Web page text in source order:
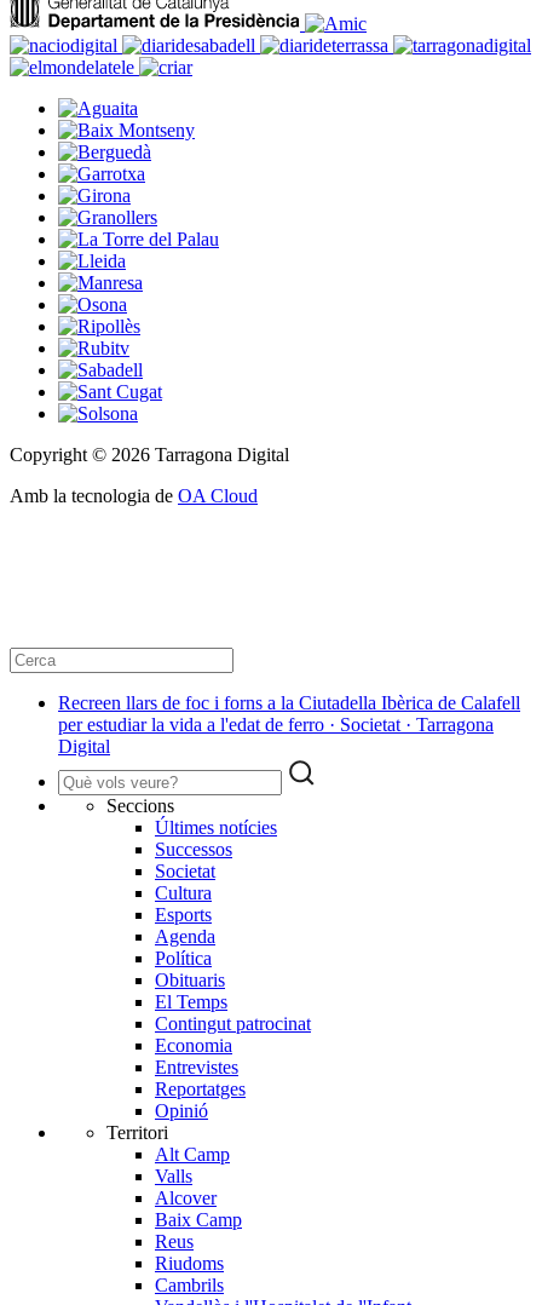
Copyright © 2026 Tarragona Digital
Amb la tecnologia de OA Cloud
Recreen llars de foc i forns a la Ciutadella Ibèrica de Calafell
per estudiar la vida a l'edat de ferro · Societat · Tarragona
Digital
Seccions
Últimes notícies
Successos
Societat
Cultura
Esports
Agenda
Política
Obituaris
El Temps
Contingut patrocinat
Economia
Entrevistes
Reportatges
Opinió
Territori
Alt Camp
Valls
Alcover
Baix Camp
Reus
Riudoms
Cambrils